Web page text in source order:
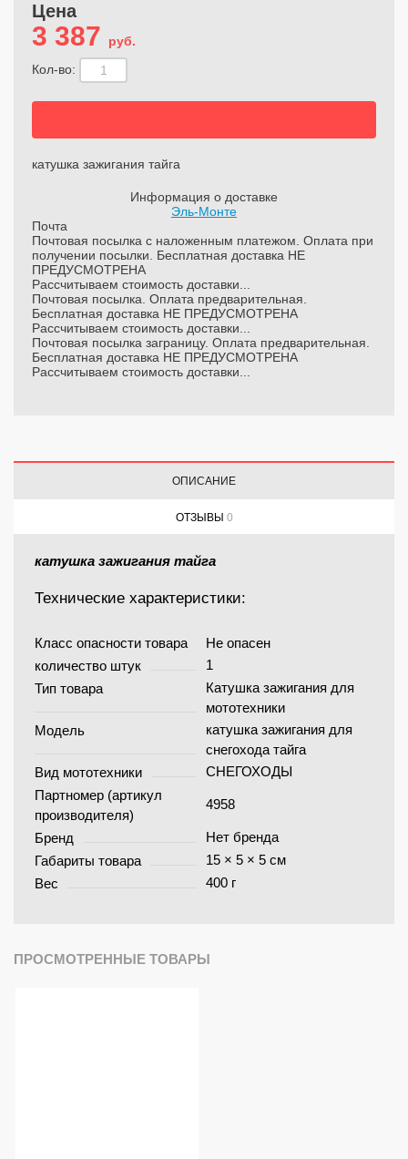
Цена
3 387
руб.
Кол-во:
катушка зажигания тайга
Информация о доставке
Эль-Монте
Почта
Почтовая посылка с наложенным платежом. Оплата при
получении посылки. Бесплатная доставка НЕ
ПРЕДУСМОТРЕНА
Рассчитываем стоимость доставки...
Почтовая посылка. Оплата предварительная.
Бесплатная доставка НЕ ПРЕДУСМОТРЕНА
Рассчитываем стоимость доставки...
Почтовая посылка заграницу. Оплата предварительная.
Бесплатная доставка НЕ ПРЕДУСМОТРЕНА
Рассчитываем стоимость доставки...
ОПИСАНИЕ
ОТЗЫВЫ 0
катушка зажигания тайга
Технические характеристики:
Класс опасности товара
Не опасен
количество штук
1
Тип товара
Катушка зажигания для
мототехники
Модель
катушка зажигания для
снегохода тайга
Вид мототехники
СНЕГОХОДЫ
Партномер (артикул
производителя)
4958
Бренд
Нет бренда
Габариты товара
15 × 5 × 5 см
Вес
400 г
ПРОСМОТРЕННЫЕ ТОВАРЫ